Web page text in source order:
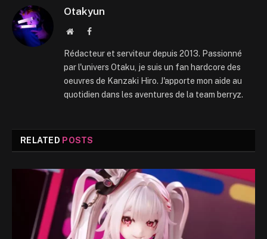
Otakyun
WebsiteFacebook
Rédacteur et serviteur depuis 2013. Passionné
par l'univers Otaku, je suis un fan hardcore des
oeuvres de Kanzaki Hiro. J'apporte mon aide au
quotidien dans les aventures de la team berryz.
RELATED POSTS